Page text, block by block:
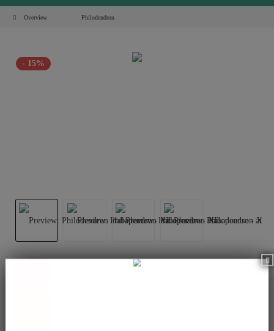
Overview Philodendron
- 15%